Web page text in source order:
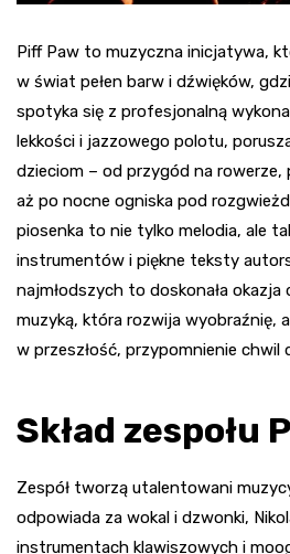
Piff Paw to muzyczna inicjatywa,
w świat pełen barw i dźwięków,
spotyka się z profesjonalną
lekkości i jazzowego polotu,
dzieciom – od przygód na rowerze,
aż po nocne ogniska pod
piosenka to nie tylko melodia, ale
instrumentów i piękne teksty
najmłodszych to doskonała
muzyką, która rozwija wyobraźnię,
w przeszłość, przypomnienie chwil
Skład zespołu
Zespół tworzą utalentowani
odpowiada za wokal i dzwonki,
instrumentach klawiszowych i